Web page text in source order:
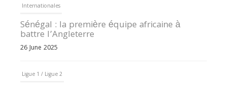
Internationales
Sénégal : la première équipe africaine à
battre l’Angleterre
26 June 2025
Ligue 1 / Ligue 2